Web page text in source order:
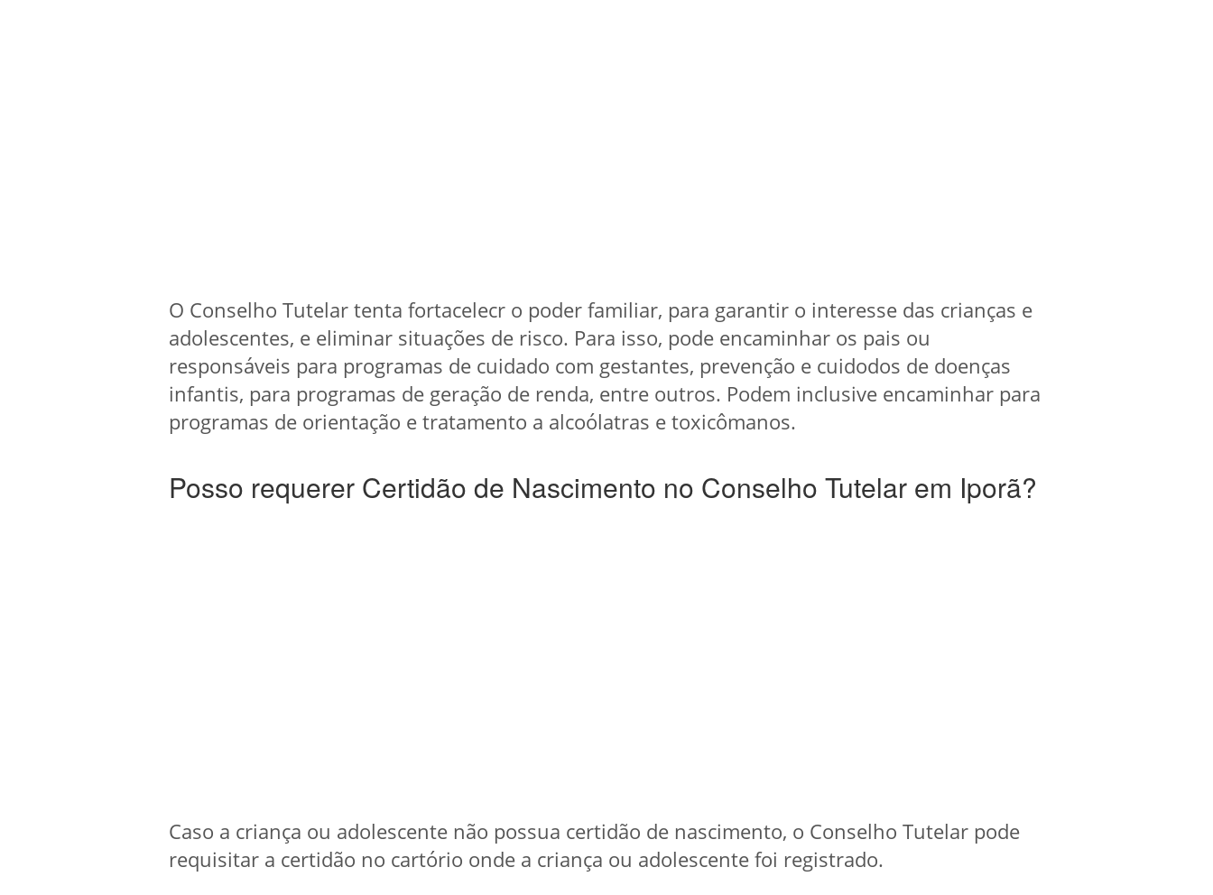
O Conselho Tutelar tenta fortacelecr o poder familiar, para garantir o interesse das crianças e
adolescentes, e eliminar situações de risco. Para isso, pode encaminhar os pais ou
responsáveis para programas de cuidado com gestantes, prevenção e cuidodos de doenças
infantis, para programas de geração de renda, entre outros. Podem inclusive encaminhar para
programas de orientação e tratamento a alcoólatras e toxicômanos.
Posso requerer Certidão de Nascimento no Conselho Tutelar em Iporã?
Caso a criança ou adolescente não possua certidão de nascimento, o Conselho Tutelar pode
requisitar a certidão no cartório onde a criança ou adolescente foi registrado.